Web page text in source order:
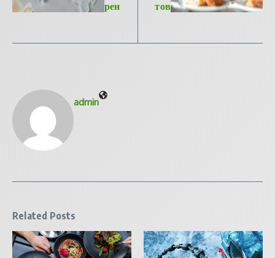
рен
тов
admin
Related Posts